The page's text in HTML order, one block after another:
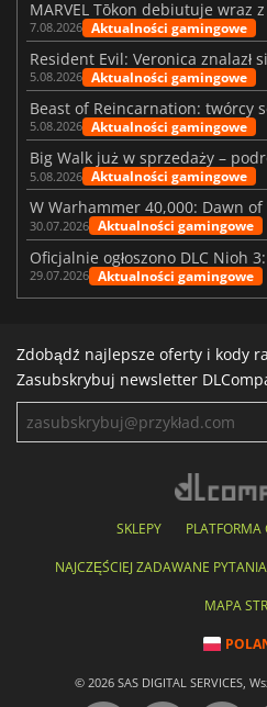
7.08.2026 Aktualności gamingowe
5.08.2026 Aktualności gamingowe
5.08.2026 Aktualności gamingowe
5.08.2026 Aktualności gamingowe
30.07.2026 Aktualności gamingowe
Oficjalnie ogłoszono DLC Nioh
29.07.2026 Aktualności gamingowe
Zdobądź najlepsze oferty i kody
Zasubskrybuj newsletter
SKLEPY PLATFORMA
NAJCZĘŚCIEJ ZADAWANE PYTANIA
MAPA
© 2026 SAS DIGITAL SERVICES,